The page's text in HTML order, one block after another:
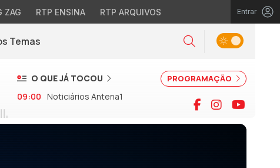
ZAG RTP ENSINA RTP ARQUIVOS Entrar
Temas Pesquisar
Alternar tema
PROGRAMAÇÃO
O QUE JÁ TOCOU
09:00 Noticiários Antena1 Facebook
Instagram